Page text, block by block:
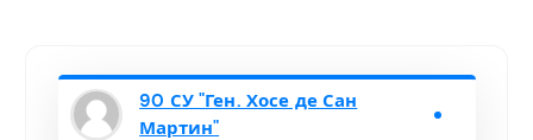
90 СУ "Ген. Хосе де Сан
Мартин"